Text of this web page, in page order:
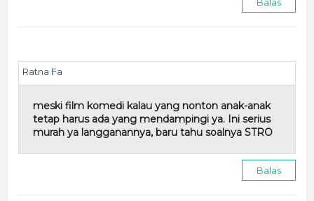
Ratna Fa
meski film komedi kalau yang nonton anak-anak
tetap harus ada yang mendampingi ya. Ini serius
murah ya langganannya, baru tahu soalnya STRO
Balas